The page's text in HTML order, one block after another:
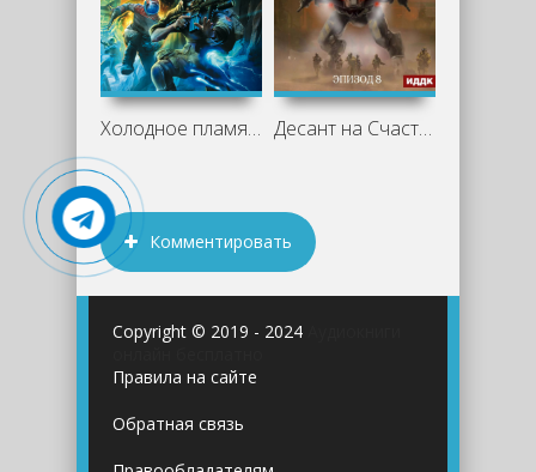
Холодное пламя Эригона - Андрей Ливадный Десант на Счастье - Андрей Ливадный
Комментировать
Copyright © 2019 - 2024
Правила на сайте
Обратная связь